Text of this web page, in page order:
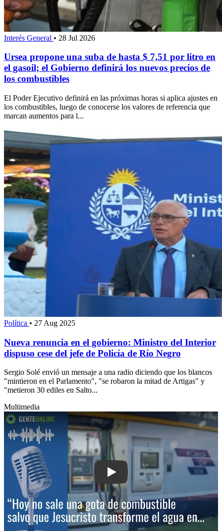
Interés General • 28 Jul 2026
Ursea propone una suba de hasta $ 7,51 por litro en
el gasoil; el Gobierno definirá los nuevos precios de
los combustibles
El Poder Ejecutivo definirá en las próximas horas si aplica ajustes en
los combustibles, luego de conocerse los valores de referencia que
marcan aumentos para l...
Política • 27 Aug 2025
Nueva renuncia en el gobierno: Ministro del Interior
dispuso cese del jefe de Policía de Río Negro
Sergio Solé envió un mensaje a una radio diciendo que los blancos
"mintieron en el Parlamento", "se robaron la mitad de Artigas" y
"metieron 30 ediles en Salto...
Multimedia
Play: “Hoy no sale una gota de